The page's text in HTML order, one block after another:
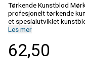
Tørkende Kunstblod Mørk Skap realistiske sår og skader med
profesjonelt tørkende kunstblod. Tørkende
et spesialutviklet
eller venøst blod. Den
skadebilder. Blodet
beholder en
Les mer
62,50